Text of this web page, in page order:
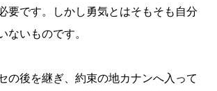
要です。しかし勇気とはそもそも自分
ないものです。
の後を継ぎ、約束の地カナンへ入って